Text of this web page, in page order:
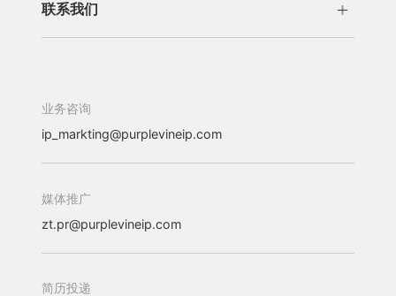
联系我们
办公机构 加入我们
业务咨询
ip_markting@purplevineip.com
媒体推广
zt.pr@purplevineip.com
简历投递